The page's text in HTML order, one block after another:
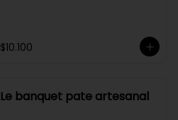
$10.100
Le banquet pate artesanal